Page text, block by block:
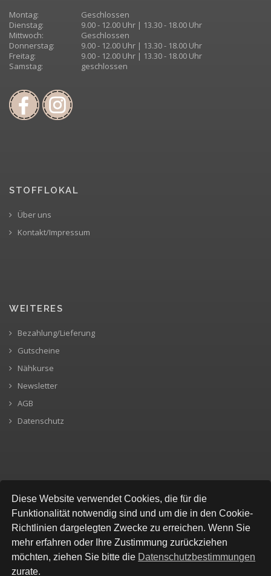
Diese Website verwendet Cookies, die für die
Funktionalität notwendig sind und um die in den Cookie-
Richtlinien dargelegten Zwecke zu erreichen. Wenn Sie
mehr erfahren oder Ihre Zustimmung zurückziehen
möchten, ziehen Sie bitte die Datenschutzbestimmungen
zurate.
Montag:
Geschlossen
Dienstag:
9.00 - 12.00 Uhr | 13.30 - 18.00 Uhr
Mittwoch:
Geschlossen
Donnerstag:
9.00 - 12.00 Uhr | 13.30 - 18.00 Uhr
Freitag:
9.00 - 12.00 Uhr | 13.30 - 18.00 Uhr
Samstag:
geschlossen
STOFFLOKAL
Über uns
Kontakt/Impressum
WEITERES
Bezahlung/Lieferung
Gutscheine
Nähkurse
Newsletter
AGB
Datenschutz
SICHERE BEZAHLUNG